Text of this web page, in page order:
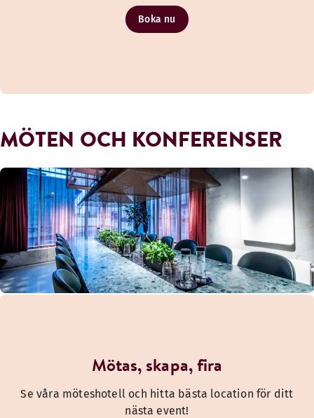
Boka nu
MÖTEN OCH KONFERENSER
Mötas, skapa, fira
Se våra möteshotell och hitta bästa location för ditt
nästa event!